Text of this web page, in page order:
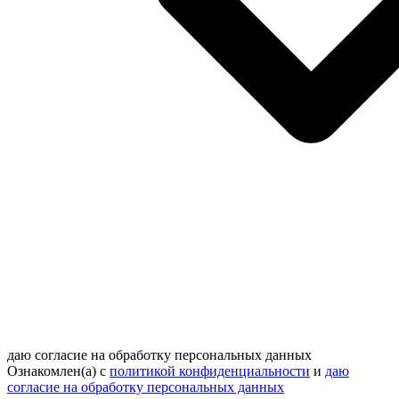
даю согласие на обработку персональных данных
Ознакомлен(а) с политикой конфиденциальности и даю
согласие на обработку персональных данных